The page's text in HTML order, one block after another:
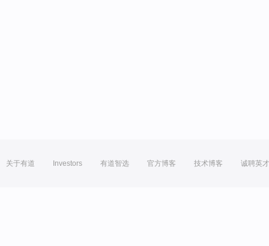
关于有道 Investors 有道智选 官方博客 技术博客 诚聘英才